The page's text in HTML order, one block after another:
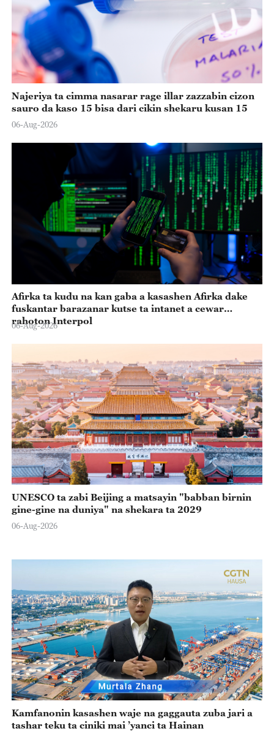
Najeriya ta cimma nasarar rage illar zazzabin cizon
sauro da kaso 15 bisa dari cikin shekaru kusan 15
06-Aug-2026
Afirka ta kudu na kan gaba a kasashen Afirka dake
fuskantar barazanar kutse ta intanet a cewar
rahoton Interpol
06-Aug-2026
UNESCO ta zabi Beijing a matsayin "babban birnin
gine-gine na duniya" na shekara ta 2029
06-Aug-2026
Kamfanonin kasashen waje na gaggauta zuba jari a
tashar teku ta ciniki mai ’yanci ta Hainan